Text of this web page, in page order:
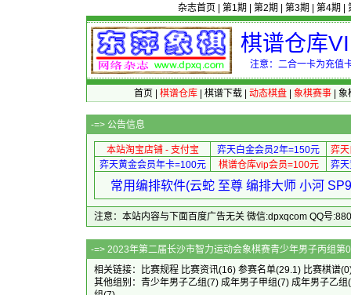
杂志首页 第1期 第2期 第3期 第4期
棋谱仓库
注意：二合一卡为充值
首页 棋谱仓库| 棋谱下载| 动态棋盘| 象棋赛事| 象
-=> 公告信息
本站淘宝店铺 - 支付宝 弈天白金会员2年=150元
弈
弈天黄金会员年卡=100元
棋谱仓库vip会员=100元 弈
常用编排软件(云蛇 至尊 编排大师 小河
注意：本站内容与下面百度广告无关 微信:dpxqcom QQ号
-=> 2023年第二届长沙市智力运动会象棋赛青
相关链接：
比赛规程 比赛资讯(16) 参赛名单(29.1) 比赛棋谱
其他组别： 青少年男子乙组(7) 成年男子甲组(7) 成年男子乙组